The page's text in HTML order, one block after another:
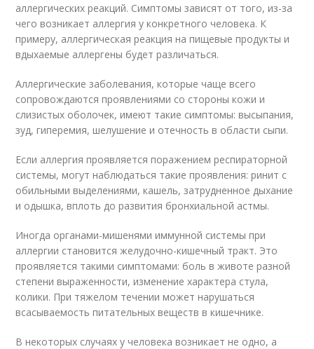
аллергических реакций. Симптомы зависят от того, из-за
чего возникает аллергия у конкретного человека. К
примеру, аллергическая реакция на пищевые продукты и
вдыхаемые аллергены будет различаться.
Аллергические заболевания, которые чаще всего
сопровождаются проявлениями со стороны кожи и
слизистых оболочек, имеют такие симптомы: высыпания,
зуд, гиперемия, шелушение и отечность в области сыпи.
Если аллергия проявляется поражением респираторной
системы, могут наблюдаться такие проявления: ринит с
обильными выделениями, кашель, затрудненное дыхание
и одышка, вплоть до развития бронхиальной астмы.
Иногда органами-мишенями иммунной системы при
аллергии становится желудочно-кишечный тракт. Это
проявляется такими симптомами: боль в животе разной
степени выраженности, изменение характера стула,
колики. При тяжелом течении может нарушаться
всасываемость питательных веществ в кишечнике.
В некоторых случаях у человека возникает не одно, а